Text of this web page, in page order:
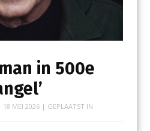
in 500e
18 MEI 2026| GEPLAATST IN